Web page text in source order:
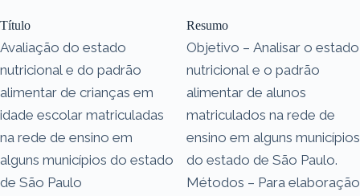
Título
Avaliação do estado
nutricional e do padrão
alimentar de crianças em
idade escolar matriculadas
na rede de ensino em
alguns municípios do estado
de São Paulo
Resumo
Objetivo – Analisar o estado
nutricional e o padrão
alimentar de alunos
matriculados na rede de
ensino em alguns municípios
do estado de São Paulo.
Métodos – Para elaboração